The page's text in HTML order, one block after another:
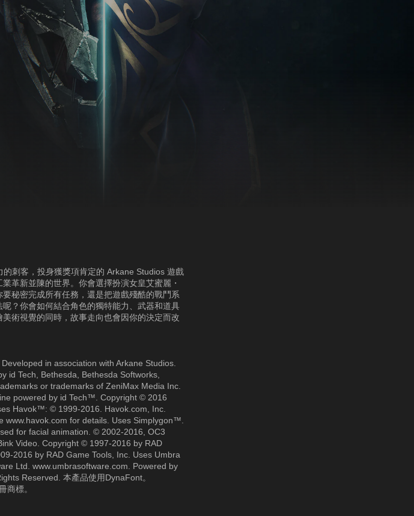
刺客，投身獲獎項肯定的 Arkane Studios 遊戲
革新並陳的世界。你會選擇扮演女皇艾蜜麗・
秘密完成所有任務，還是把遊戲殘酷的戰鬥系
？你會如何結合角色的獨特能力、武器和道具
術視覺的同時，故事走向也會因你的決定而改
in association with Arkane Studios.
id Tech, Bethesda, Bethesda Softworks,
or trademarks of ZeniMax Media Inc.
powered by id Tech™. Copyright © 2016
Havok™: © 1999-2016. Havok.com, Inc.
www.havok.com for details. Uses Simplygon™.
for facial animation. © 2002-2016, OC3
Video. Copyright © 1997-2016 by RAD
2016 by RAD Game Tools, Inc. Uses Umbra
Ltd. www.umbrasoftware.com. Powered by
Reserved. 本產品使用DynaFont。
商標。